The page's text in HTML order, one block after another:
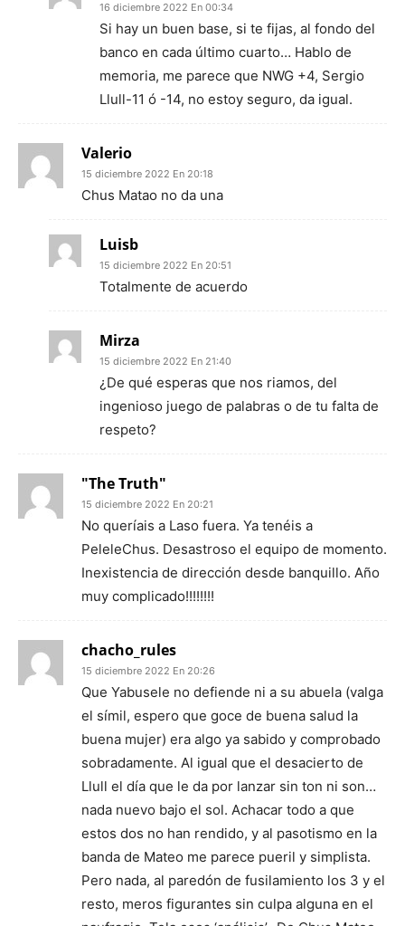
16 diciembre 2022 En 00:34
Si hay un buen base, si te fijas, al fondo del
banco en cada último cuarto… Hablo de
memoria, me parece que NWG +4, Sergio
Llull-11 ó -14, no estoy seguro, da igual.
Valerio
15 diciembre 2022 En 20:18
Chus Matao no da una
Luisb
15 diciembre 2022 En 20:51
Totalmente de acuerdo
Mirza
15 diciembre 2022 En 21:40
¿De qué esperas que nos riamos, del
ingenioso juego de palabras o de tu falta de
respeto?
"The Truth"
15 diciembre 2022 En 20:21
No queríais a Laso fuera. Ya tenéis a
PeleleChus. Desastroso el equipo de momento.
Inexistencia de dirección desde banquillo. Año
muy complicado!!!!!!!!
chacho_rules
15 diciembre 2022 En 20:26
Que Yabusele no defiende ni a su abuela (valga
el símil, espero que goce de buena salud la
buena mujer) era algo ya sabido y comprobado
sobradamente. Al igual que el desacierto de
Llull el día que le da por lanzar sin ton ni son…
nada nuevo bajo el sol. Achacar todo a que
estos dos no han rendido, y al pasotismo en la
banda de Mateo me parece pueril y simplista.
Pero nada, al paredón de fusilamiento los 3 y el
resto, meros figurantes sin culpa alguna en el